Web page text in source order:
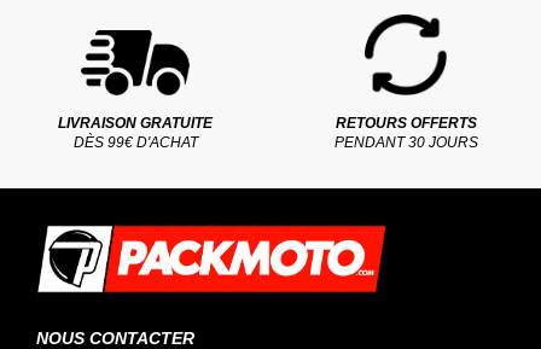
LIVRAISON GRATUITE
DÈS 99€ D'ACHAT
RETOURS OFFERTS
PENDANT 30 JOURS
NOUS CONTACTER